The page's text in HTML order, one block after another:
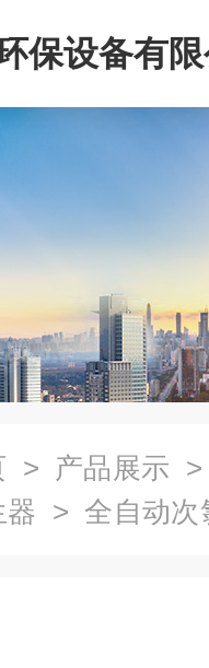
保设备有
> 产品展示
器 > 全自动次